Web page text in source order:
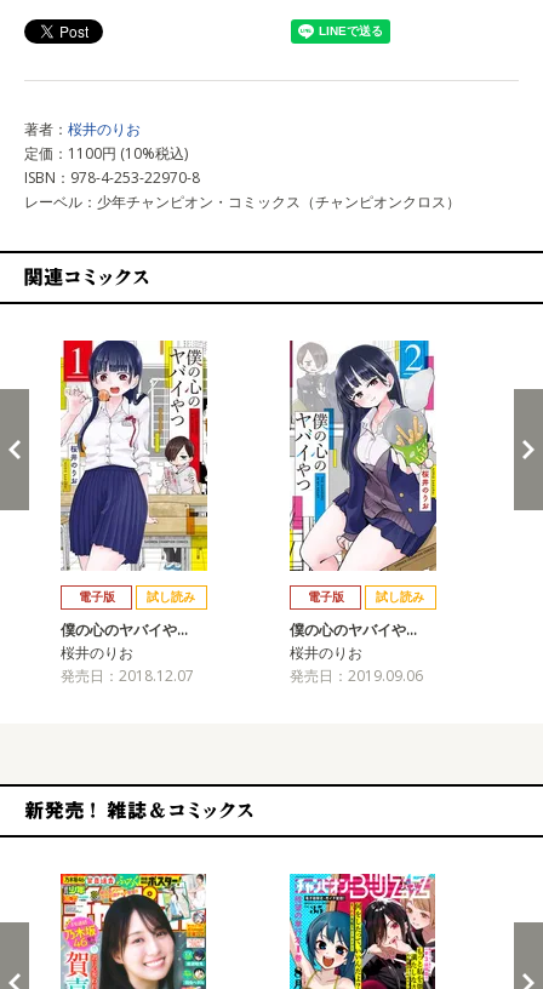
著者： 桜井のりお
定価：1100円 (10%税込)
ISBN：978-4-253-22970-8
レーベル：少年チャンピオン・コミックス（チャンピオンクロス）
電子版 試し読み
僕の心のヤバイや…
桜井のりお
発売日：2018.12.07
電子版 試し読み
僕の心のヤバイや…
桜井のりお
発売日：2019.09.06